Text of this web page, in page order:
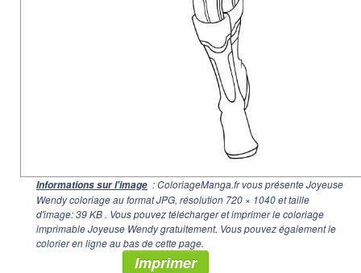
Informations sur l'image : ColoriageManga.fr vous présente Joyeuse
Wendy coloriage au format JPG, résolution 720 × 1040et taille
d'image: 39 KB . Vous pouvez télécharger et imprimer le coloriage
imprimable Joyeuse Wendy gratuitement. Vous pouvez également le
colorier en ligne au bas de cette page.
Imprimer